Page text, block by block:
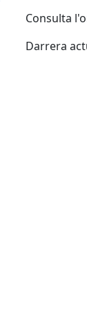
Consulta
Darrera